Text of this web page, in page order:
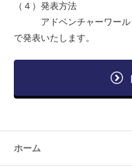
（４）発表方法
アドベンチャーワールド
で発表いたします。
ホーム